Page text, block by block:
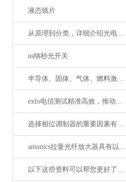
液态镜片
从原理到分类，详细介绍光电探测器
ns纳秒光开关
半导体、固体、气体、燃料激光器有哪些典型应用？
exfo电信测试精准高效，推动通信网络质量新标准
选择相位调制器的重要因素有哪些？你清楚吗？
amonics拉曼光纤放大器具有以下四大优点
以下这些资料可以帮您更好了解偏振分析仪